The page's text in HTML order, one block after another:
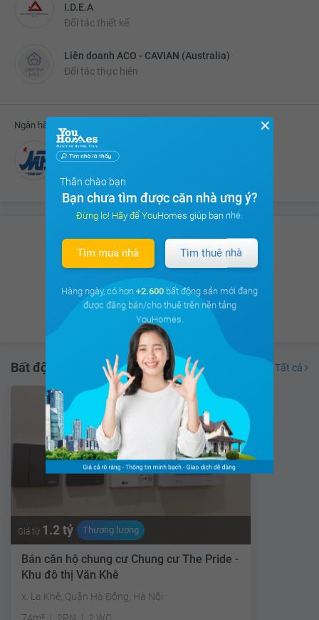
I.D.E.A
Đối tác thiết kế
Liên doanh ACO - CAVIAN (Australia)
Đối tác thực hiện
Ngân hàng liên kết cho vay
Ngân hàng TMCP Quân đội
Có hơn8.675 thảo luậncủa Cư dân
Xem ngay
Bất động sản đang bán Tất cả
Giá từ 1.2 tỷ Thương lượng
Bán căn hộ chung cư Chung cư The Pride -
Khu đô thị Văn Khê
x. La Khê, Quận Hà Đông, Hà Nội
74m²
2PN 2 WC
✕
Thân chào bạn
Bạn chưa tìm được căn nhà ưng ý?
Đừng lo! Hãy để YouHomes giúp bạn nhé.
Tìm mua nhà Tìm thuê nhà
Hàng ngày, có hơn +2.600 bất động sản mới đang
được đăng bán/cho thuê trên nền tảng
YouHomes.